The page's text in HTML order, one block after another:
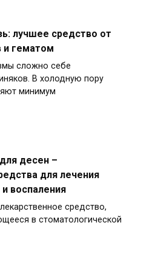
лучшее средство от
и гематом
сложно себе
В холодную пору
минимум
десен –
для лечения
воспаления
средство,
в стоматологической